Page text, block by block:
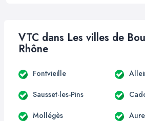
VTC dans Les villes de
Rhône
Fontvieille
Sausset-les-Pins
Mollégès